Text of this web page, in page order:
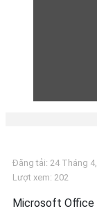
Đăng tải: 24 Tháng
Lượt xem: 202
Microsoft Office